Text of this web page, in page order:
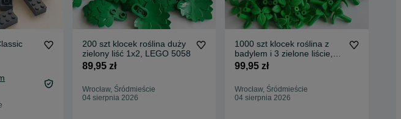
200 szt klocek roślina duży
zielony liść 1x2, LEGO 5058
89,95 zł
Wrocław, Śródmieście
04 sierpnia 2026
1000 szt klocek roślina z
badylem i 3 zielone liście,
LEGO 37695
99,95 zł
Wrocław, Śródmieście
04 sierpnia 2026